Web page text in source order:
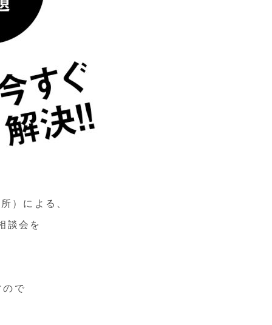
）による、
談会を
で